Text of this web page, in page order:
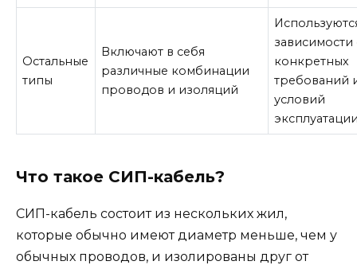
Остальные
типы
Включают в себя
различные комбинации
проводов и изоляций
зависимости
конкретных
требований
условий
Что такое СИП-кабель?
СИП-кабель состоит из нескольких жил,
которые обычно имеют диаметр меньше, чем у
обычных проводов, и изолированы друг от